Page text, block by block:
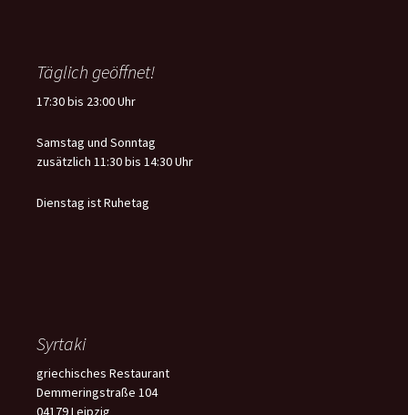
Täglich geöffnet!
17:30 bis 23:00 Uhr
Samstag und Sonntag
zusätzlich 11:30 bis 14:30 Uhr
Dienstag ist Ruhetag
Syrtaki
griechisches Restaurant
Demmeringstraße 104